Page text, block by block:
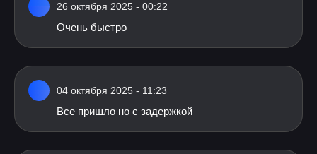
26 октября 2025 - 00:22
Очень быстро
04 октября 2025 - 11:23
Все пришло но с задержкой